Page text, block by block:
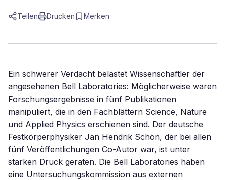
Teilen Drucken Merken
Ein schwerer Verdacht belastet Wissenschaftler der
angesehenen Bell Laboratories: Möglicherweise waren
Forschungsergebnisse in fünf Publikationen
manipuliert, die in den Fachblättern Science, Nature
und Applied Physics erschienen sind. Der deutsche
Festkörperphysiker Jan Hendrik Schön, der bei allen
fünf Veröffentlichungen Co-Autor war, ist unter
starken Druck geraten. Die Bell Laboratories haben
eine Untersuchungskommission aus externen